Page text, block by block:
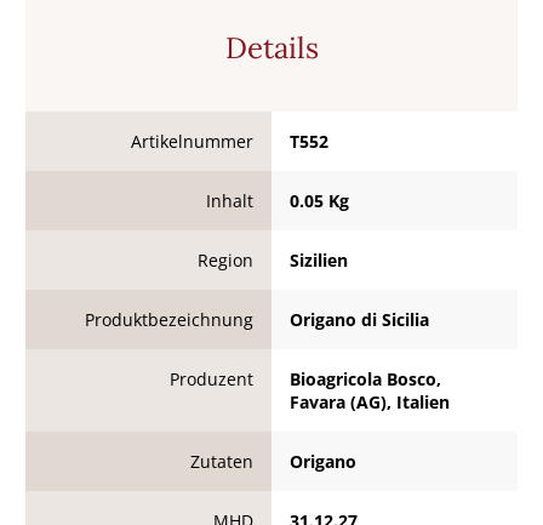
Details
Artikelnummer T552
Inhalt 0.05 Kg
Region Sizilien
Produktbezeichnung Origano di Sicilia
Produzent
Bioagricola Bosco,
Favara (AG), Italien
Zutaten Origano